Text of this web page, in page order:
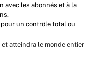
avec les abonnés et à la
un contrôle total ou
atteindra le monde entier